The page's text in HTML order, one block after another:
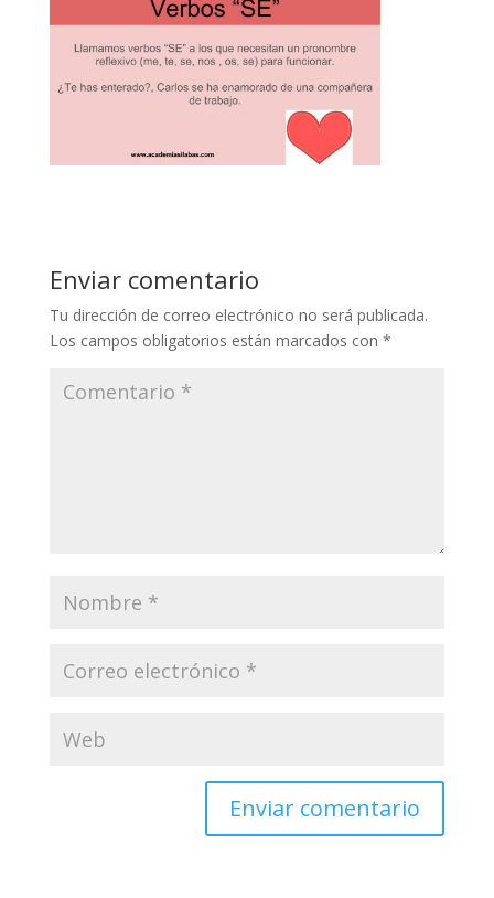
Enviar comentario
Tu dirección de correo electrónico no será publicada.
Los campos obligatorios están marcados con *